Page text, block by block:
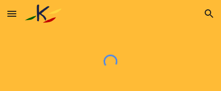
Skip to main content Skip to navigation